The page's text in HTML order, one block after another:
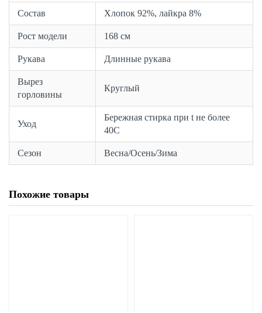
Состав Хлопок 92%, лайкра 8%
Рост модели 168 см
Рукава Длинные рукава
Вырез
горловины
Круглый
Уход
Бережная стирка при t не более
40С
Сезон Весна/Осень/Зима
Похожие товары